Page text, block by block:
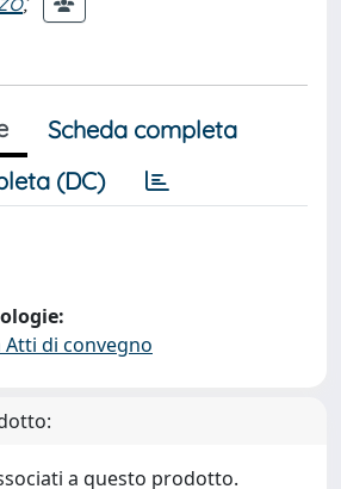
Scheda completa
(DC)
di convegno
a questo prodotto.